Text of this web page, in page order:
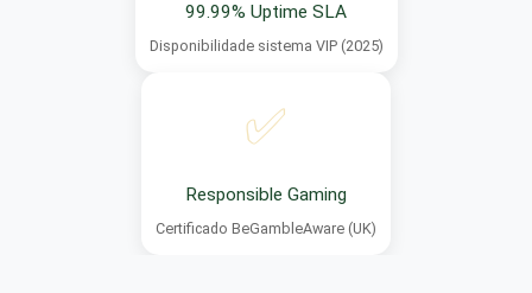
99.99% Uptime SLA
Disponibilidade sistema VIP (2025)
✅
Responsible Gaming
Certificado BeGambleAware (UK)